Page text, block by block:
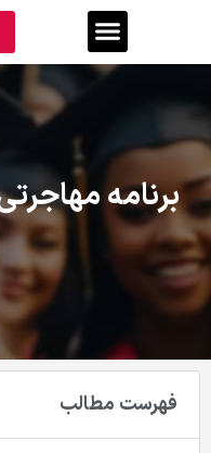
برنامه
فهرست مطالب